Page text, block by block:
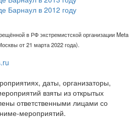
Барнаул в 2012 году
в РФ экстремистской организации Meta
от 21 марта 2022 года).
даты, организаторы,
взяты из открытых
ответственными лицами со
мероприятий.